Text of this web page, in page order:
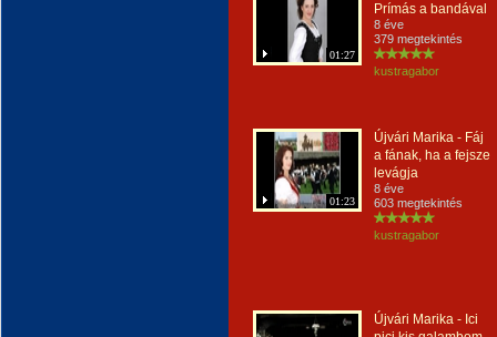
01:27
Prímás a bandával
8 éve
379 megtekintés
kustragabor
01:23
Újvári Marika - Fáj
a fának, ha a fejsze
levágja
8 éve
603 megtekintés
kustragabor
Újvári Marika - Ici